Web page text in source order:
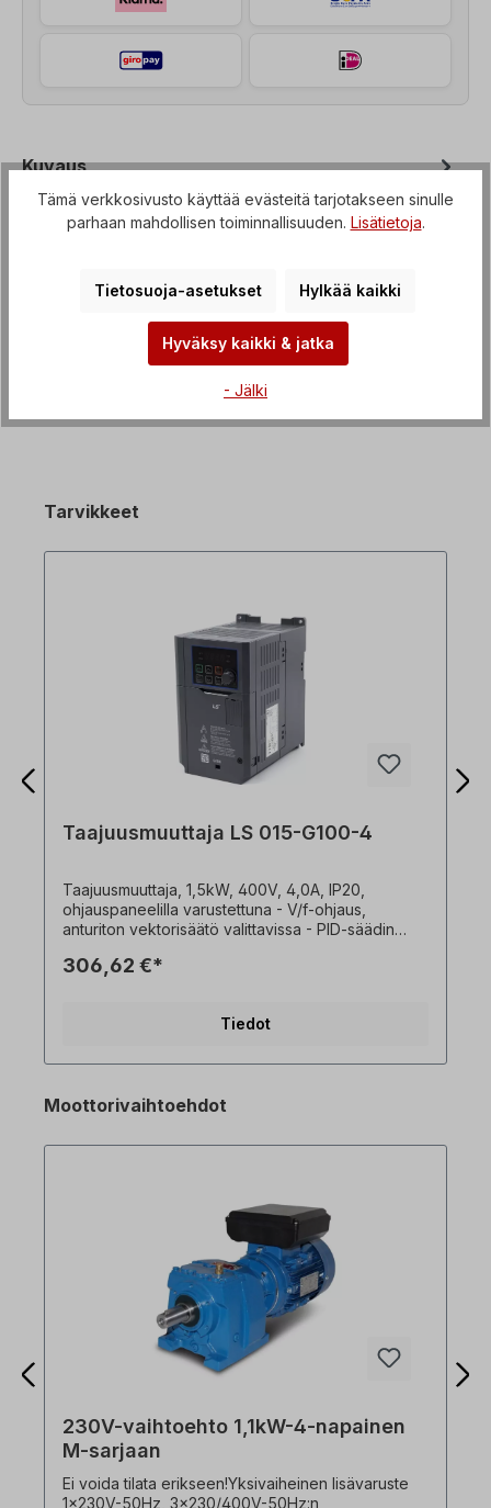
Kuvaus
Kierteinen hammaspyörämoottori, jossa on
mahdollisuus laippakiinnitykseen B3-B35, Teho=1,1
Ominaisuudet
Tarvikkeet
Taajuusmuuttaja LS 015-G100-4
Taajuusmuuttaja, 1,5kW, 400V, 4,0A, IP20,
ohjauspaneelilla varustettuna - V/f-ohjaus,
anturiton vektorisäätö valittavissa - PID-säädin
vääntömomentti koko moottorin nopeusalueella -
viimeistä virhettä - Analoginen tulo 0 - +10Vdc / -10
taajuudella - Suojausluokka IP20 , UL tyyppi 1
manuaalisesti/automaattisesti - Sisääntulosignaali
asetus toista moottoria varten - Transistori
vektorimittaus ja automaattinen viritys - Integroitu
RS485-viestintä (LS-väylä / Modbus RTU) RJ45:llä
- Puhallin on/off-säädöllä, helposti vaihdettavissa
306,62 €*
Tiedot
Moottorivaihtoehdot
230V-vaihtoehto 1,1kW-4-napainen
M-sarjaan
Ei voida tilata erikseen!Yksivaiheinen lisävaruste
1x230V-50Hz, 3x230/400V-50Hz:n
Tämä verkkosivusto käyttää evästeitä tarjotakseen sinulle
parhaan mahdollisen toiminnallisuuden. Lisätietoja.
Tietosuoja-asetukset Hylkää kaikki
Hyväksy kaikki & jatka
- Jälki